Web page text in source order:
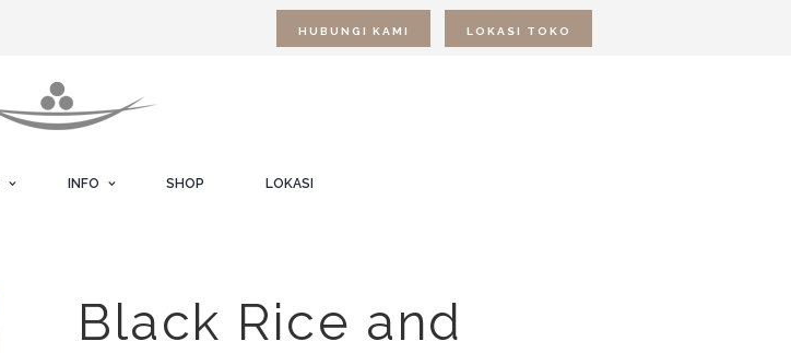
HUBUNGI KAMI LOKASI TOKO
INFO SHOP LOKASI
Black Rice and